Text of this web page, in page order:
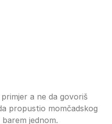
a ne da govoriš
propustio momčadskog
jednom.